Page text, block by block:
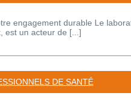
engagement durable Le
est un acteur de [...]
DE SANTÉ